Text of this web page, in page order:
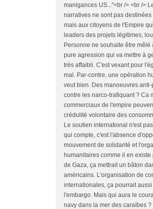
manigances US..."<br /> <br />
narratives ne sont pas
mais aux citoyens de l'Empire
leaders des projets légitimes,
Personne ne souhaite être mêlé
pure agression qui va mettre à
très affaibli. C'est vexant pour
mal. Par-contre, une opération
veut bien. Des manoeuvres
contre les narco-trafiquant ? Ca
commerciaux de l'empire
crédulité volontaire des
Le soutien international n'est
qui compte, c'est l'absence
mouvement de solidarité et
humanitaires comme il en
de Gaza, ça mettrait un bâton
américains. L'organisation de
internationales, ça pourrait
l'embargo. Mais qui aura le
navy dans la mer des caraïbes ?